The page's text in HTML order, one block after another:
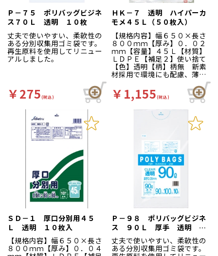
Ｐ－７５ ポリバッグビジネ
ス７０Ｌ 透明 １０枚
丈夫で使いやすい、柔軟性の
ある分別収集用ゴミ袋です。
再生原料を使用してリニュー
アルしました。
￥275(税込)
ＨＫ－７ 透明 ハイパーカ
モメ４５Ｌ（５０枚入）
【規格内容】幅６５０×長さ
８００ｍｍ【厚み】０．０２
ｍｍ【容量】４５Ｌ【材質】
ＬＤＰＥ【補足２】使い捨て
【色】透明【柄】柄無 新素
材採用で環境にも配慮、薄く
ても破れにくく柔軟性のある
ポリ袋です。
￥1,155(税込)
ＳＤ－１ 厚口分別用４５
Ｌ 透明 １０枚入
【規格内容】幅６５０×長さ
８００ｍｍ【厚み】０．０４
Ｐ－９８ ポリバッグビジネ
ス ９０Ｌ 厚手 透明 １
０枚
丈夫で使いやすい、柔軟性の
ある分別収集用ゴミ袋です。